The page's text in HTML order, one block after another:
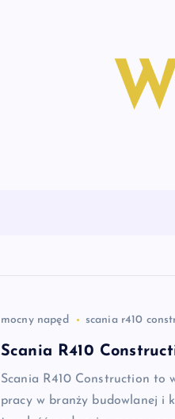
mocny napęd scania r410
Scania R410
Scania R410 Construction to
pracy w branży budowlanej i